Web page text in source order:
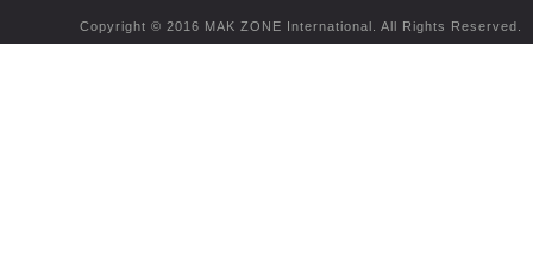
Copyright © 2016 MAK ZONE International. All Rights Reserved.